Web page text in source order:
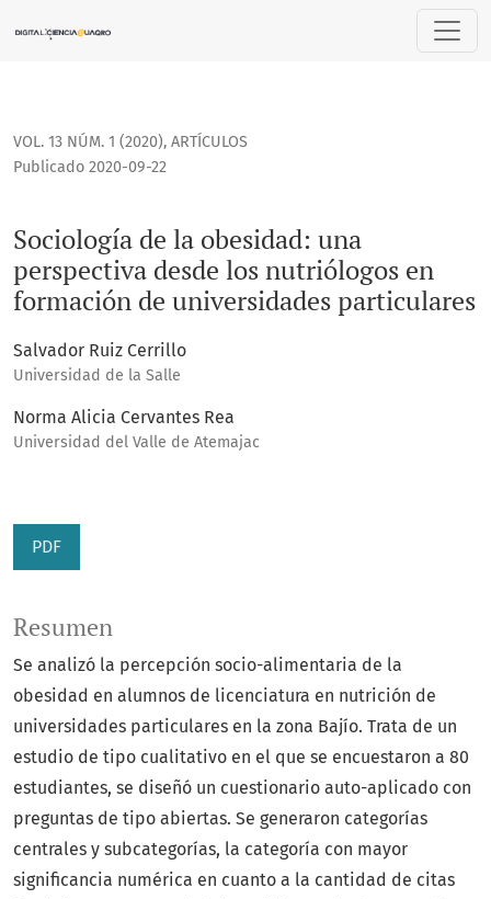
Sociología de la obesidad: una perspectiva desde los
VOL. 13 NÚM. 1 (2020), ARTÍCULOS
Sociología de la obesidad: una
perspectiva desde los nutriólogos en
formación de universidades particulares
Publicado 2020-09-22
Salvador Ruiz Cerrillo
Universidad de la Salle
Norma Alicia Cervantes Rea
Universidad del Valle de Atemajac
PDF
Resumen
Se analizó la percepción socio-alimentaria de la
obesidad en alumnos de licenciatura en nutrición de
universidades particulares en la zona Bajío. Trata de un
estudio de tipo cualitativo en el que se encuestaron a 80
estudiantes, se diseñó un cuestionario auto-aplicado con
preguntas de tipo abiertas. Se generaron categorías
centrales y subcategorías, la categoría con mayor
significancia numérica en cuanto a la cantidad de citas